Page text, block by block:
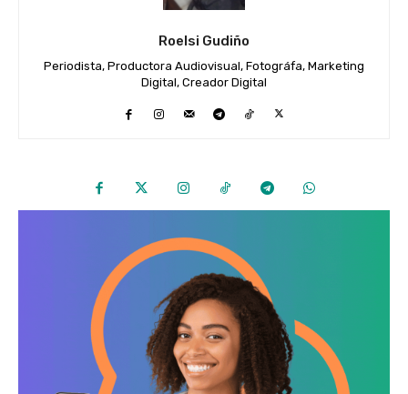
Roelsi Gudiño
Periodista, Productora Audiovisual, Fotográfa, Marketing
Digital, Creador Digital